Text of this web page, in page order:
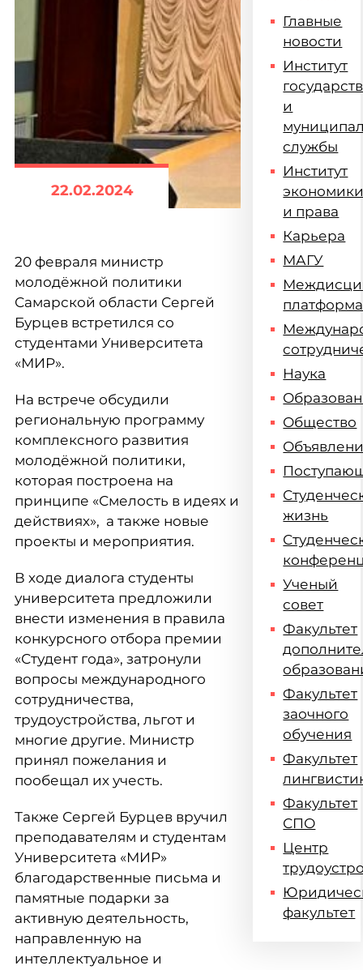
22.02.2024
20 февраля министр
молодёжной политики
Самарской области Сергей
Бурцев встретился со
студентами Университета
«МИР».
На встрече обсудили
региональную программу
комплексного развития
молодёжной политики,
которая построена на
принципе «Смелость в идеях и
действиях», а также новые
проекты и мероприятия.
В ходе диалога студенты
университета предложили
внести изменения в правила
конкурсного отбора премии
«Студент года», затронули
вопросы международного
сотрудничества,
трудоустройства, льгот и
многие другие. Министр
принял пожелания и
пообещал их учесть.
Также Сергей Бурцев вручил
преподавателям и студентам
Университета «МИР»
благодарственные письма и
памятные подарки за
активную деятельность,
направленную на
интеллектуальное и
Главные
новости
Институт
и
службы
Институт
и права
Карьера
МАГУ
платформа
Наука
Общество
жизнь
Ученый
совет
Факультет
Факультет
заочного
обучения
Факультет
Факультет
СПО
Центр
факультет